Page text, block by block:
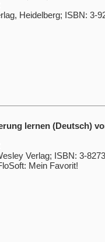
Heidelberg; ISBN: 3-
lernen (Deutsch)
Verlag; ISBN: 3-
Mein Favorit!